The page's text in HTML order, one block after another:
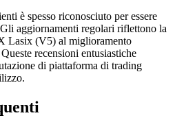
è spesso riconosciuto per essere
aggiornamenti regolari riflettono la
Lasix (V5) al miglioramento
recensioni entusiastiche
di piattaforma di trading